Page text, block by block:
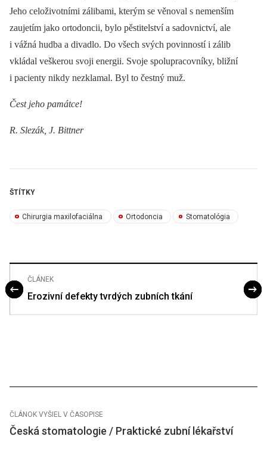
Jeho celoživotními zálibami, kterým se věnoval s nemenším
zaujetím jako ortodoncii, bylo pěstitelství a sadovnictví, ale
i vážná hudba a divadlo. Do všech svých povinností i zálib
vkládal veškerou svoji energii. Svoje spolupracovníky, bližní
i pacienty nikdy nezklamal. Byl to čestný muž.
Čest jeho památce!
R. Slezák, J. Bittner
ŠTÍTKY
Chirurgia maxilofaciálna Ortodoncia Stomatológia
ČLÁNEK
Erozivní defekty tvrdých zubních tkání
ČLÁNOK VYŠIEL V ČASOPISE
Česká stomatologie / Praktické zubní lékařství